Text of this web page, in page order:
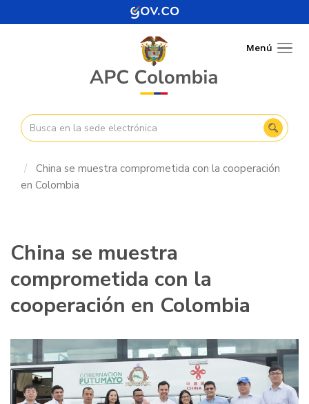
al
Menú
China se muestra comprometida con la cooperación
en Colombia
China se muestra
comprometida con la
cooperación en Colombia